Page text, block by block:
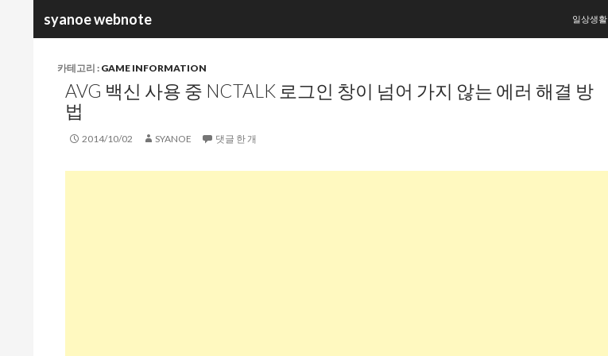
syanoe webnote
색
일상생활
카테고리 : GAME INFORMATION
AVG 백신 사용 중 NCTALK 로그인 창이 넘어 가지 않는 에러 해결 방
법
2014/10/02 SYANOE 댓글 한 개